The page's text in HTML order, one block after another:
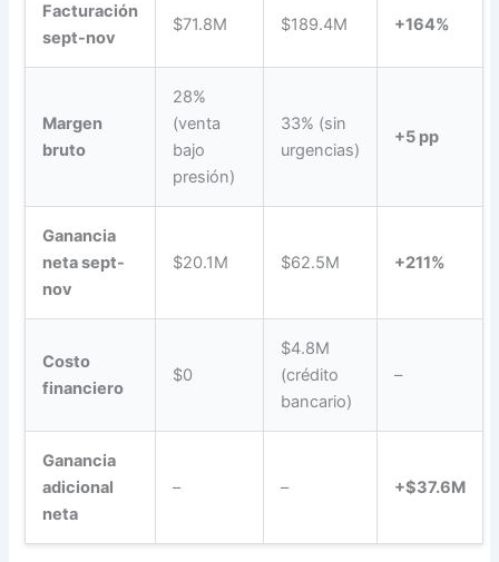
Facturación
sept-nov
$71.8M $189.4M +164%
Margen
bruto
28%
(venta
bajo
presión)
33% (sin
urgencias)
+5 pp
Ganancia
neta sept-
nov
$20.1M $62.5M +211%
Costo
financiero
$0
$4.8M
(crédito
bancario)
–
Ganancia
adicional
neta
– – +$37.6M